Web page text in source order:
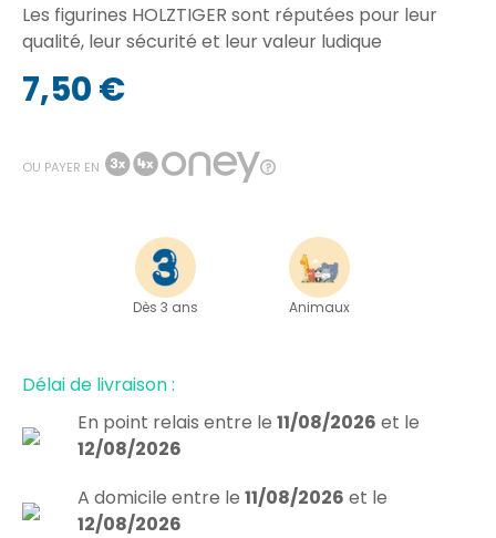
Les figurines HOLZTIGER sont réputées pour leur
qualité, leur sécurité et leur valeur ludique
7,50 €
OU PAYER EN
Dès 3 ans Animaux
Délai de livraison :
En point relais entre le 11/08/2026 et le
12/08/2026
A domicile entre le 11/08/2026 et le
12/08/2026